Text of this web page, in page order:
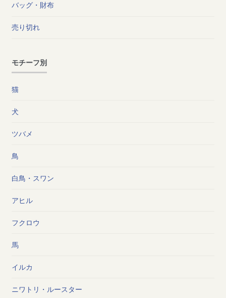
バッグ・財布
売り切れ
モチーフ別
猫
犬
ツバメ
鳥
白鳥・スワン
アヒル
フクロウ
馬
イルカ
ニワトリ・ルースター